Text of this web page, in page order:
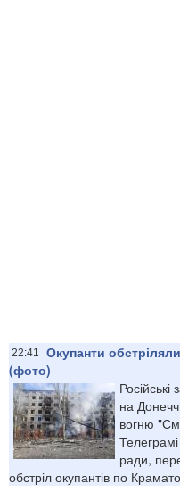
22:41
Окупанти
(фото)
на
вогню
ради,
обстріл окупантів по